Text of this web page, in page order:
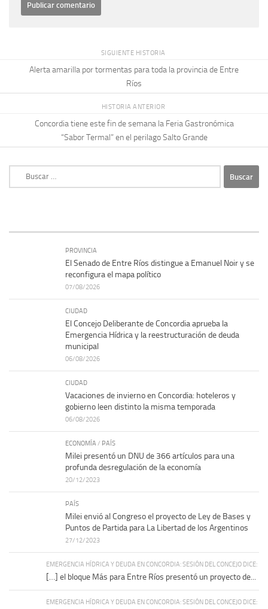
SIGUIENTE HISTORIA
Alerta amarilla por tormentas para toda la provincia de Entre
Ríos
HISTORIA ANTERIOR
Concordia tiene este fin de semana la Feria Gastronómica
“Sabor Termal” en el perilago Salto Grande
Buscar:
PROVINCIA
El Senado de Entre Ríos distingue a Emanuel Noir y se
reconfigura el mapa político
07/08/2026
CIUDAD
El Concejo Deliberante de Concordia aprueba la
Emergencia Hídrica y la reestructuración de deuda
municipal
06/08/2026
CIUDAD
Vacaciones de invierno en Concordia: hoteleros y
gobierno leen distinto la misma temporada
06/08/2026
ECONOMÍA / PAÍS
Milei presentó un DNU de 366 artículos para una
profunda desregulación de la economía
20/12/2023
PAÍS
Milei envió al Congreso el proyecto de Ley de Bases y
Puntos de Partida para La Libertad de los Argentinos
27/12/2023
EMERGENCIA HÍDRICA Y DEUDA EN CONCORDIA: SESIÓN DEL CONCEJO DICE:
[…] el bloque Más para Entre Ríos presentó un proyecto de...
EMERGENCIA HÍDRICA Y DEUDA EN CONCORDIA: SESIÓN DEL CONCEJO DICE: